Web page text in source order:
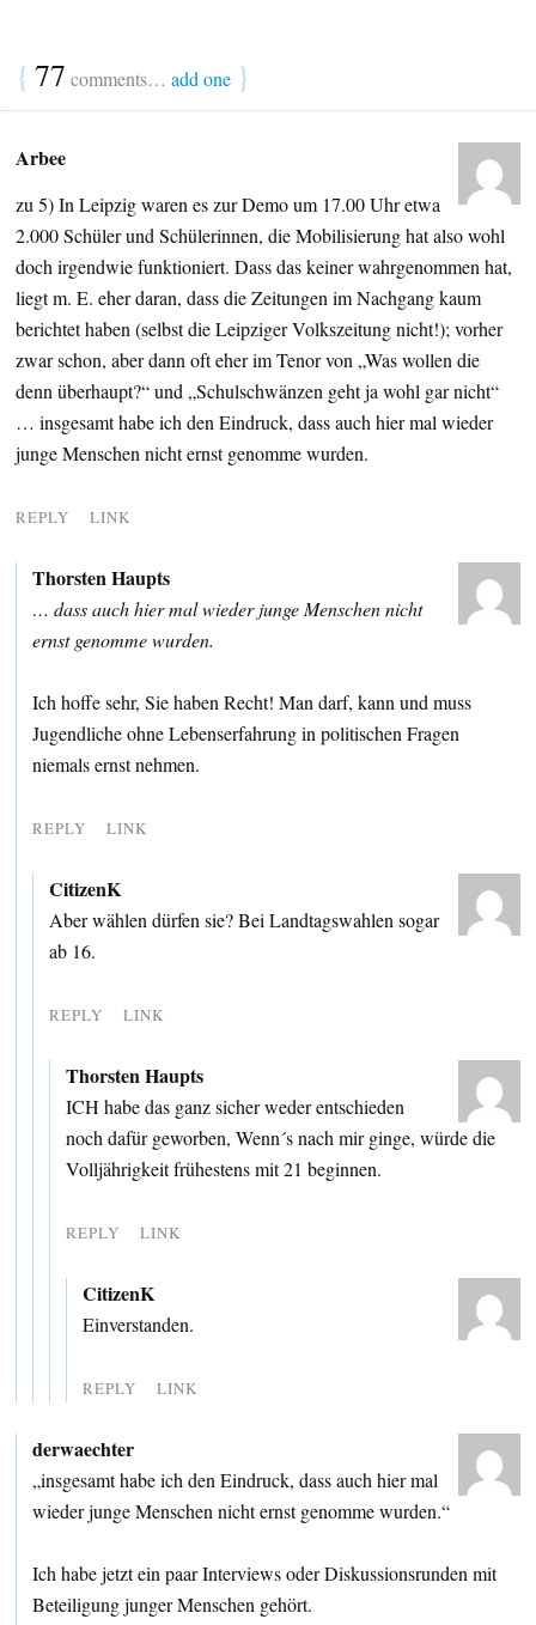
{ 77 comments… add one }
Arbee
zu 5) In Leipzig waren es zur Demo um 17.00 Uhr etwa
2.000 Schüler und Schülerinnen, die Mobilisierung hat also wohl
doch irgendwie funktioniert. Dass das keiner wahrgenommen hat,
liegt m. E. eher daran, dass die Zeitungen im Nachgang kaum
berichtet haben (selbst die Leipziger Volkszeitung nicht!); vorher
zwar schon, aber dann oft eher im Tenor von „Was wollen die
denn überhaupt?“ und „Schulschwänzen geht ja wohl gar nicht“
… insgesamt habe ich den Eindruck, dass auch hier mal wieder
junge Menschen nicht ernst genomme wurden.
REPLY LINK
Thorsten Haupts
… dass auch hier mal wieder junge Menschen nicht
ernst genomme wurden.
Ich hoffe sehr, Sie haben Recht! Man darf, kann und muss
Jugendliche ohne Lebenserfahrung in politischen Fragen
niemals ernst nehmen.
REPLY LINK
CitizenK
Aber wählen dürfen sie? Bei Landtagswahlen sogar
ab 16.
REPLY LINK
Thorsten Haupts
ICH habe das ganz sicher weder entschieden
noch dafür geworben, Wenn´s nach mir ginge, würde die
Volljährigkeit frühestens mit 21 beginnen.
REPLY LINK
CitizenK
Einverstanden.
REPLY LINK
derwaechter
„insgesamt habe ich den Eindruck, dass auch hier mal
wieder junge Menschen nicht ernst genomme wurden.“
Ich habe jetzt ein paar Interviews oder Diskussionsrunden mit
Beteiligung junger Menschen gehört.